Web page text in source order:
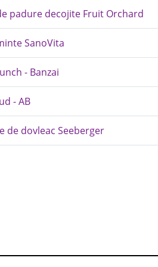
padure decojite Fruit Orchard
SanoVita
- Banzai
- AB
de dovleac Seeberger